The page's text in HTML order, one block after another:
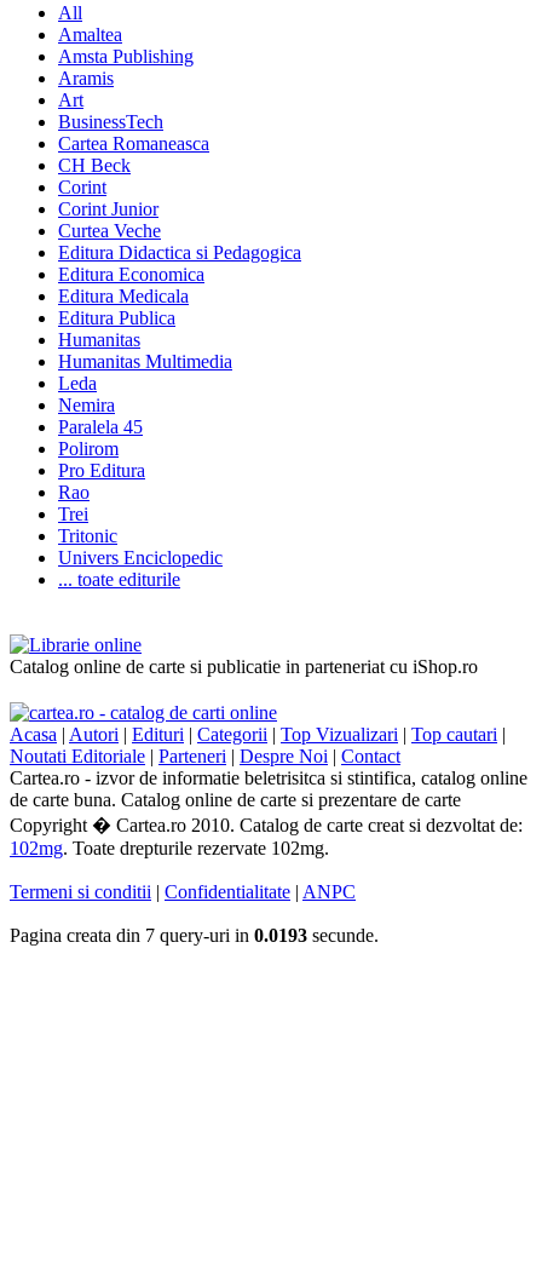
All
Amaltea
Amsta Publishing
Aramis
Art
BusinessTech
Cartea Romaneasca
CH Beck
Corint
Corint Junior
Curtea Veche
Editura Didactica si Pedagogica
Editura Economica
Editura Medicala
Editura Publica
Humanitas
Humanitas Multimedia
Leda
Nemira
Paralela 45
Polirom
Pro Editura
Rao
Trei
Tritonic
Univers Enciclopedic
... toate editurile
Catalog online de carte si publicatie in parteneriat cu iShop.ro
Acasa | Autori | Edituri | Categorii | Top Vizualizari | Top cautari |
Noutati Editoriale | Parteneri | Despre Noi | Contact
Cartea.ro - izvor de informatie beletrisitca si stintifica, catalog online
de carte buna. Catalog online de carte si prezentare de carte
Copyright � Cartea.ro 2010. Catalog de carte creat si dezvoltat de:
102mg. Toate drepturile rezervate 102mg.
Termeni si conditii | Confidentialitate | ANPC
Pagina creata din 7 query-uri in 0.0193 secunde.